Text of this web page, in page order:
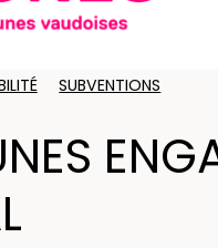
SUBVENTIONS